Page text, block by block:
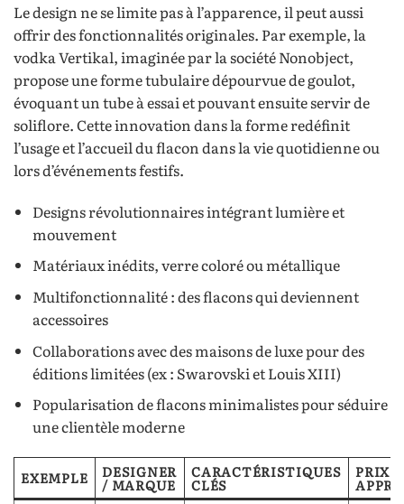
Le design ne se limite pas à l’apparence, il peut aussi
offrir des fonctionnalités originales. Par exemple, la
vodka Vertikal, imaginée par la société Nonobject,
propose une forme tubulaire dépourvue de goulot,
évoquant un tube à essai et pouvant ensuite servir de
soliflore. Cette innovation dans la forme redéfinit
l’usage et l’accueil du flacon dans la vie quotidienne ou
lors d’événements festifs.
Designs révolutionnaires intégrant lumière et
mouvement
Matériaux inédits, verre coloré ou métallique
Multifonctionnalité : des flacons qui deviennent
accessoires
Collaborations avec des maisons de luxe pour des
éditions limitées (ex : Swarovski et Louis XIII)
Popularisation de flacons minimalistes pour séduire
une clientèle moderne
EXEMPLE DESIGNER
/ MARQUE
CARACTÉRISTIQUES
CLÉS
PRIX